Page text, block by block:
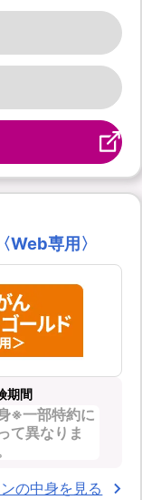
Web専用〉
期間
※一部特約に
て異なりま
の中身を見る